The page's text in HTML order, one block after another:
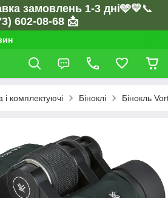
замовлень 1-3 дні🩵💛📞
602-08-68 📩
і комплектуючі Біноклі Бінокль